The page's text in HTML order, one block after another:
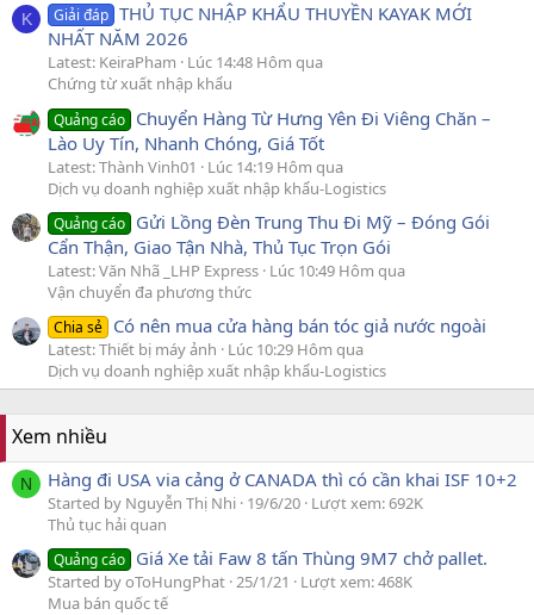
K Giải đáp THỦ TỤC NHẬP KHẨU THUYỀN KAYAK MỚI
NHẤT NĂM 2026
Latest: KeiraPham
Lúc 14:48 Hôm qua
Chứng từ xuất nhập khẩu
Quảng cáo Chuyển Hàng Từ Hưng Yên Đi Viêng Chăn –
Lào Uy Tín, Nhanh Chóng, Giá Tốt
Latest: Thành Vinh01
Lúc 14:19 Hôm qua
Dịch vụ doanh nghiệp xuất nhập khẩu-Logistics
Quảng cáo Gửi Lồng Đèn Trung Thu Đi Mỹ – Đóng Gói
Cẩn Thận, Giao Tận Nhà, Thủ Tục Trọn Gói
Latest: Văn Nhã _LHP Express Lúc 10:49 Hôm qua
Vận chuyển đa phương thức
Chia sẻ Có nên mua cửa hàng bán tóc giả nước ngoài
Latest: Thiết bị máy ảnh
Lúc 10:29 Hôm qua
Dịch vụ doanh nghiệp xuất nhập khẩu-Logistics
Xem nhiều
N Hàng đi USA via cảng ở CANADA thì có cần khai ISF 10+2
Started by Nguyễn Thị Nhi 19/6/20 Lượt xem: 692K
Thủ tục hải quan
Quảng cáo Giá Xe tải Faw 8 tấn Thùng 9M7 chở pallet.
Started by oToHungPhat 25/1/21
Lượt xem: 468K
Mua bán quốc tế